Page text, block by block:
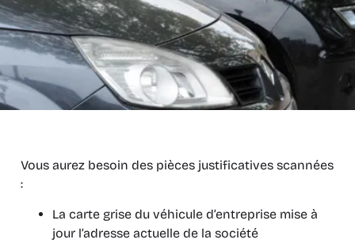
Vous aurez besoin des pièces justificatives scannées
:
La carte grise du véhicule d’entreprise mise à
jour l’adresse actuelle de la société